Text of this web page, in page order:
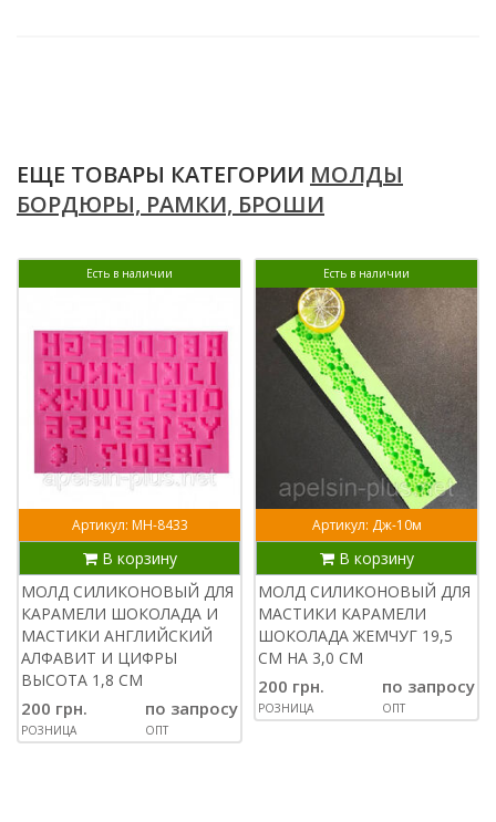
ЕЩЕ ТОВАРЫ КАТЕГОРИИ МОЛДЫ
БОРДЮРЫ, РАМКИ, БРОШИ
Есть в наличии
Артикул: МН-8433
В корзину
МОЛД СИЛИКОНОВЫЙ ДЛЯ
КАРАМЕЛИ ШОКОЛАДА И
МАСТИКИ АНГЛИЙСКИЙ
АЛФАВИТ И ЦИФРЫ
ВЫСОТА 1,8 СМ
200 грн.
РОЗНИЦА
по запросу
ОПТ
Есть в наличии
Артикул: Дж-10м
В корзину
МОЛД СИЛИКОНОВЫЙ ДЛЯ
МАСТИКИ КАРАМЕЛИ
ШОКОЛАДА ЖЕМЧУГ 19,5
СМ НА 3,0 СМ
200 грн.
РОЗНИЦА
по запросу
ОПТ